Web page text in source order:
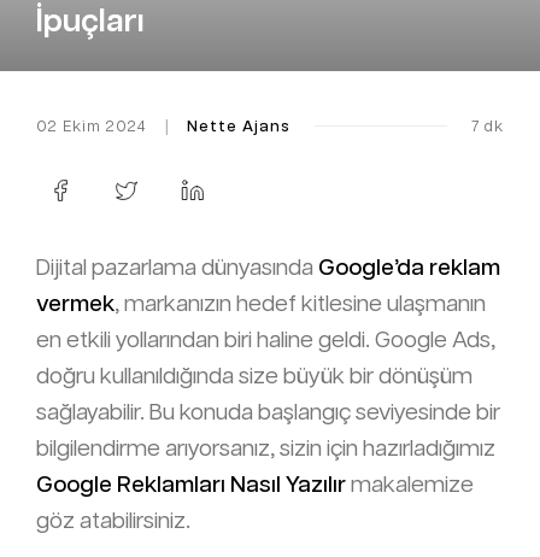
İpuçları
02 Ekim 2024 Nette Ajans 7 dk
Dijital pazarlama dünyasında Google’da reklam
vermek, markanızın hedef kitlesine ulaşmanın
en etkili yollarından biri haline geldi. Google Ads,
doğru kullanıldığında size büyük bir dönüşüm
sağlayabilir. Bu konuda başlangıç seviyesinde bir
bilgilendirme arıyorsanız, sizin için hazırladığımız
Google Reklamları Nasıl Yazılır makalemize
göz atabilirsiniz.